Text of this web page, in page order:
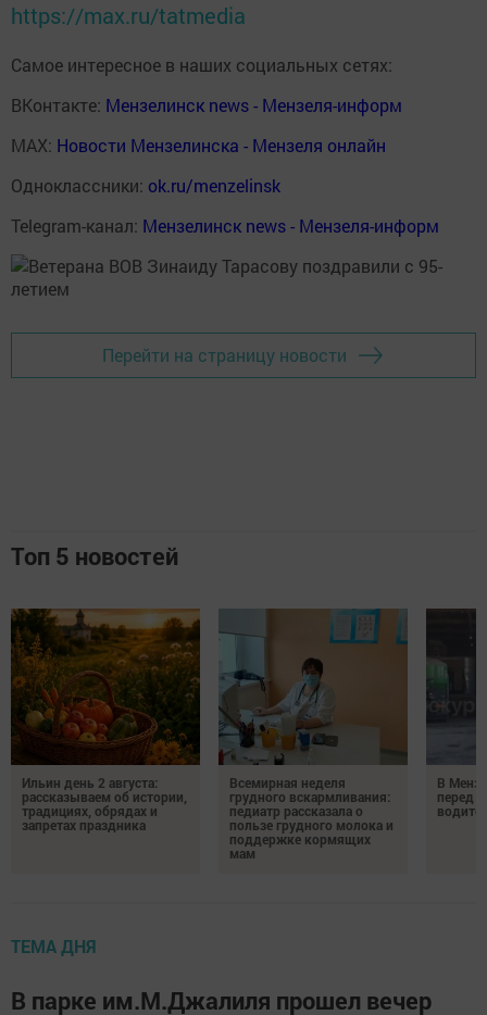
https://max.ru/tatmedia
Самое интересное в наших социальных сетях:
ВКонтакте: Мензелинск news - Мензеля-информ
MAX: Новости Мензелинска - Мензеля онлайн
Одноклассники: ok.ru/menzelinsk
Telegram-канал: Мензелинск news - Мензеля-информ
Перейти на страницу новости
Топ 5 новостей
Ильин день 2 августа:
рассказываем об истории,
традициях, обрядах и
запретах праздника
Всемирная неделя
грудного вскармливания:
педиатр рассказала о
пользе грудного молока и
поддержке кормящих
мам
В
перед
ТЕМА ДНЯ
В парке им.М.Джалиля прошел вечер